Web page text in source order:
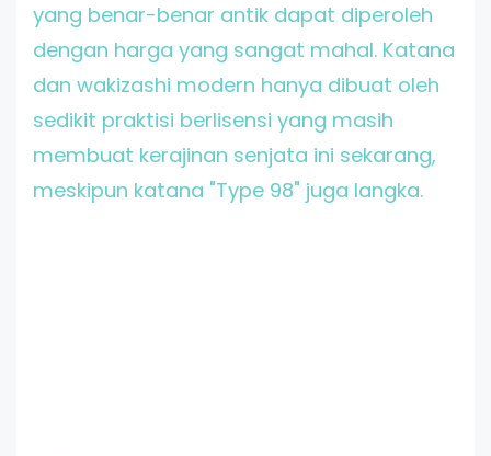
yang benar-benar antik dapat diperoleh
dengan harga yang sangat mahal. Katana
dan wakizashi modern hanya dibuat oleh
sedikit praktisi berlisensi yang masih
membuat kerajinan senjata ini sekarang,
meskipun katana "Type 98" juga langka.